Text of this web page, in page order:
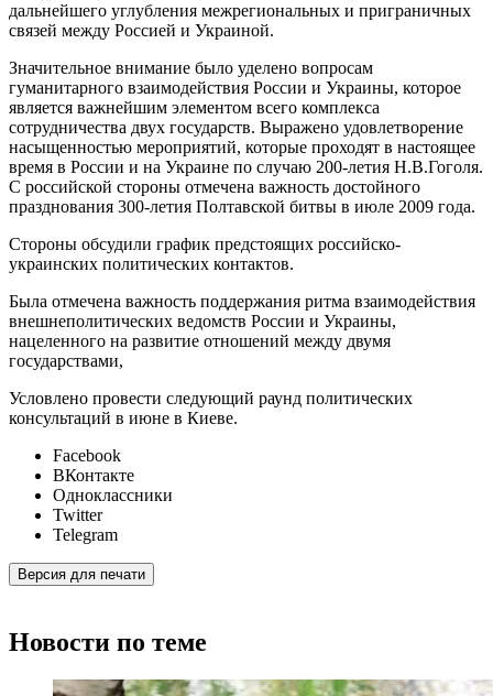
дальнейшего углубления межрегиональных и приграничных
связей между Россией и Украиной.
Значительное внимание было уделено вопросам
гуманитарного взаимодействия России и Украины, которое
является важнейшим элементом всего комплекса
сотрудничества двух государств. Выражено удовлетворение
насыщенностью мероприятий, которые проходят в настоящее
время в России и на Украине по случаю 200-летия Н.В.Гоголя.
С российской стороны отмечена важность достойного
празднования 300-летия Полтавской битвы в июле 2009 года.
Стороны обсудили график предстоящих российско-
украинских политических контактов.
Была отмечена важность поддержания ритма взаимодействия
внешнеполитических ведомств России и Украины,
нацеленного на развитие отношений между двумя
государствами,
Условлено провести следующий раунд политических
консультаций в июне в Киеве.
Facebook
ВКонтакте
Одноклассники
Twitter
Telegram
Версия для печати
Новости по теме